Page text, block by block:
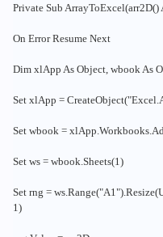
Private Sub ArrayToExcel(arr2D()
On Error Resume Next
Dim xlApp As Object, wbook As
Set xlApp =
Set wbook =
Set ws = wbook.Sheets(1)
Set rng =
1)